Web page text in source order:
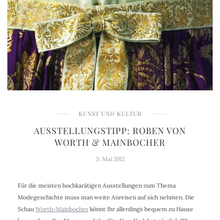
KUNST UND KULTUR
AUSSTELLUNGSTIPP: ROBEN VON
WORTH & MAINBOCHER
3. Mai 2012
Für die meisten hochkarätigen Ausstellungen zum Thema
Modegeschichte muss man weite Anreisen auf sich nehmen. Die
Schau Worth-Mainbocherkönnt Ihr allerdings bequem zu Hause